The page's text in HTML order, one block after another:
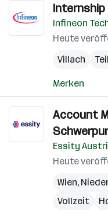
Internship
Infineon
Heute
Villach
Merken
Account
Essity
Heute
Wien,
Vollzeit